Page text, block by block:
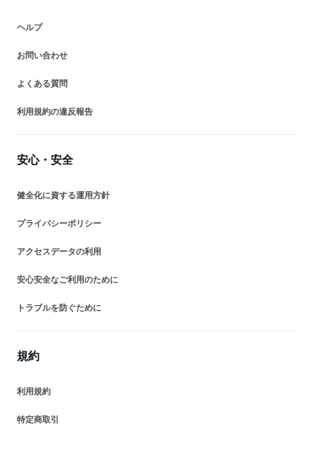
ヘルプ
お問い合わせ
よくある質問
利用規約の違反報告
安心・安全
健全化に資する運用方針
プライバシーポリシー
アクセスデータの利用
安心安全なご利用のために
トラブルを防ぐために
規約
利用規約
特定商取引